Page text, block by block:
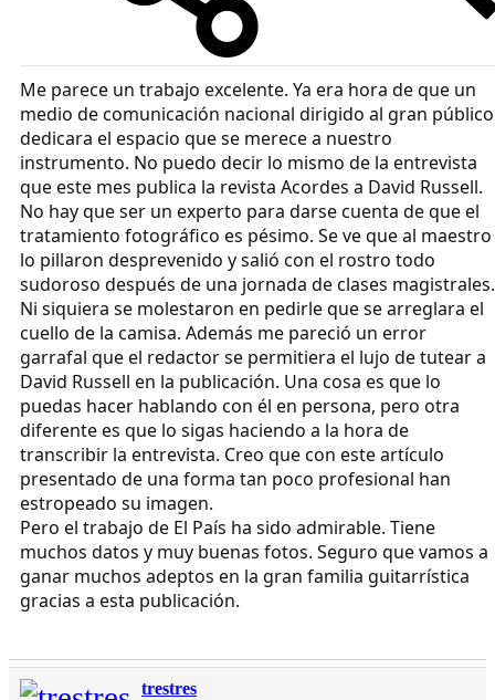
Me parece un trabajo excelente. Ya era hora de que un
medio de comunicación nacional dirigido al gran público
dedicara el espacio que se merece a nuestro
instrumento. No puedo decir lo mismo de la entrevista
que este mes publica la revista Acordes a David Russell.
No hay que ser un experto para darse cuenta de que el
tratamiento fotográfico es pésimo. Se ve que al maestro
lo pillaron desprevenido y salió con el rostro todo
sudoroso después de una jornada de clases magistrales.
Ni siquiera se molestaron en pedirle que se arreglara el
cuello de la camisa. Además me pareció un error
garrafal que el redactor se permitiera el lujo de tutear a
David Russell en la publicación. Una cosa es que lo
puedas hacer hablando con él en persona, pero otra
diferente es que lo sigas haciendo a la hora de
transcribir la entrevista. Creo que con este artículo
presentado de una forma tan poco profesional han
estropeado su imagen.
Pero el trabajo de El País ha sido admirable. Tiene
muchos datos y muy buenas fotos. Seguro que vamos a
ganar muchos adeptos en la gran familia guitarrística
gracias a esta publicación.
trestres